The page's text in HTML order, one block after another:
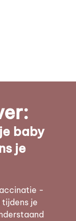
baby
je
-
je